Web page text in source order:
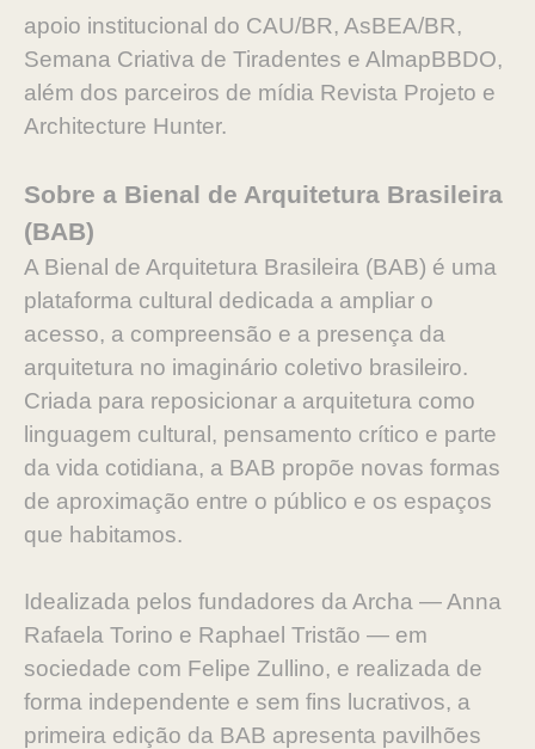
apoio institucional do CAU/BR, AsBEA/BR,
Semana Criativa de Tiradentes e AlmapBBDO,
além dos parceiros de mídia Revista Projeto e
Architecture Hunter.
Sobre a Bienal de Arquitetura Brasileira
(BAB)
A Bienal de Arquitetura Brasileira (BAB) é uma
plataforma cultural dedicada a ampliar o
acesso, a compreensão e a presença da
arquitetura no imaginário coletivo brasileiro.
Criada para reposicionar a arquitetura como
linguagem cultural, pensamento crítico e parte
da vida cotidiana, a BAB propõe novas formas
de aproximação entre o público e os espaços
que habitamos.
Idealizada pelos fundadores da Archa — Anna
Rafaela Torino e Raphael Tristão — em
sociedade com Felipe Zullino, e realizada de
forma independente e sem fins lucrativos, a
primeira edição da BAB apresenta pavilhões